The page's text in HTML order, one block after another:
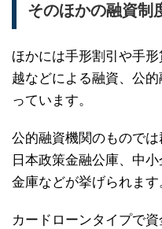
そのほかの融資制
ほかには手形割引や手
越などによる融資、公
っています。
公的融資機関のものでは
日本政策金融公庫、中
金庫などが挙げられます
カードローンタイプで